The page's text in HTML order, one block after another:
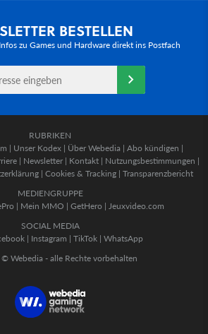
BESTELLEN
zu Games und Hardware direkt ins Postfach
RUBRIKEN
| Unser Kodex | Über Webedia | Abo kündigen |
| Newsletter | Kontakt | Nutzungsbestimmungen |
| Cookies & Tracking | Transparenzbericht
MEDIENGRUPPE
| Mein MMO | GetHero | Jeuxvideo.com
SOCIAL MEDIA
| Instagram | TikTok | WhatsApp
Webedia - alle Rechte vorbehalten